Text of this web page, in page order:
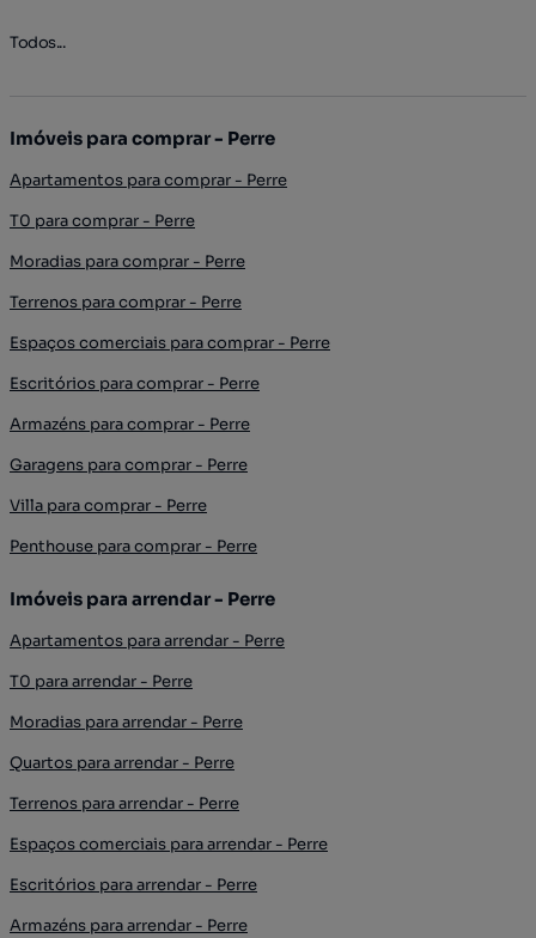
Todos...
Imóveis para comprar - Perre
Apartamentos para comprar - Perre
T0 para comprar - Perre
Moradias para comprar - Perre
Terrenos para comprar - Perre
Espaços comerciais para comprar - Perre
Escritórios para comprar - Perre
Armazéns para comprar - Perre
Garagens para comprar - Perre
Villa para comprar - Perre
Penthouse para comprar - Perre
Imóveis para arrendar - Perre
Apartamentos para arrendar - Perre
T0 para arrendar - Perre
Moradias para arrendar - Perre
Quartos para arrendar - Perre
Terrenos para arrendar - Perre
Espaços comerciais para arrendar - Perre
Escritórios para arrendar - Perre
Armazéns para arrendar - Perre